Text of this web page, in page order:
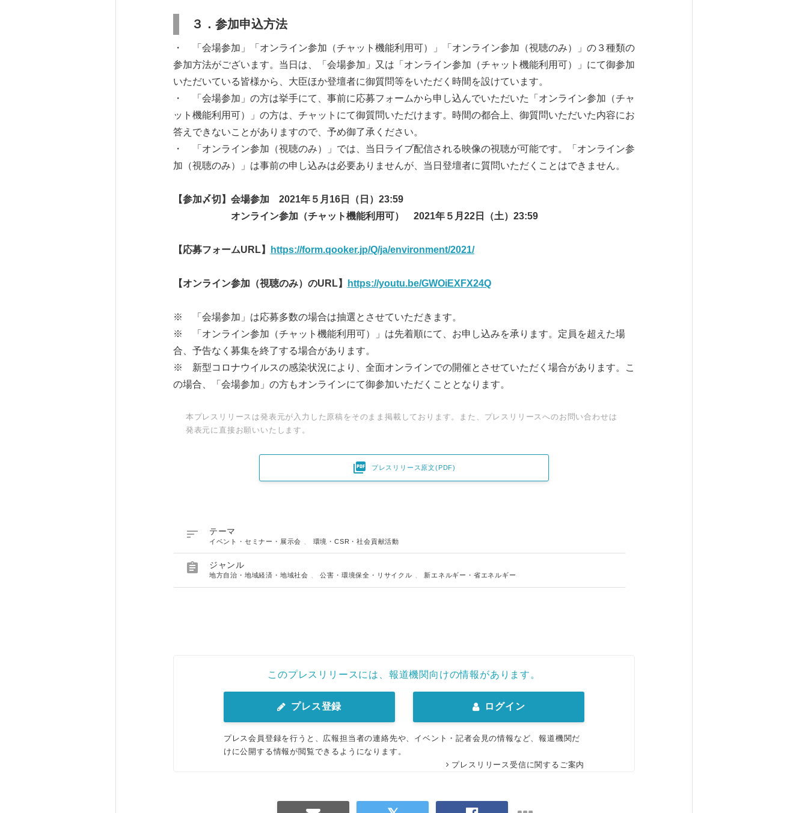
３．参加申込方法
・ 「会場参加」「オンライン参加（チャット機能利用可）」「オンライン参加（視聴のみ）」の３種類の
参加方法がございます。当日は、「会場参加」又は「オンライン参加（チャット機能利用可）」にて御参加
いただいている皆様から、大臣ほか登壇者に御質問等をいただく時間を設けています。
・ 「会場参加」の方は挙手にて、事前に応募フォームから申し込んでいただいた「オンライン参加（チャ
ット機能利用可）」の方は、チャットにて御質問いただけます。時間の都合上、御質問いただいた内容にお
答えできないことがありますので、予め御了承ください。
・ 「オンライン参加（視聴のみ）」では、当日ライブ配信される映像の視聴が可能です。「オンライン参
加（視聴のみ）」は事前の申し込みは必要ありませんが、当日登壇者に質問いただくことはできません。
【参加〆切】会場参加 2021年５月 16日（日） 23:59
オンライン参加（チャット機能利用可） 2021年５月 22日（土） 23:59
【応募フォームURL】 https://form.qooker.jp/Q/ja/environment/2021/
【オンライン参加（視聴のみ）のURL】 https://youtu.be/GWOiEXFX24Q
※ 「会場参加」は応募多数の場合は抽選とさせていただきます。
※ 「オンライン参加（チャット機能利用可）」は先着順にて、お申し込みを承ります。定員を超えた場
合、予告なく募集を終了する場合があります。
※ 新型コロナウイルスの感染状況により、全面オンラインでの開催とさせていただく場合があります。こ
の場合、「会場参加」の方もオンラインにて御参加いただくこととなります。
本プレスリリースは発表元が入力した原稿をそのまま掲載しております。また、プレスリリースへのお問い合わせは
発表元に直接お願いいたします。
 プレスリリース原文(PDF)
 テーマ
イベント・セミナー・展示会 環境・CSR・社会貢献活動
 ジャンル
地方自治・地域経済・地域社会 、公害・環境保全・リサイクル 新エネルギー・省エネルギー
このプレスリリースには、報道機関向けの情報があります。
プレス登録 ログイン
プレス会員登録を行うと、広報担当者の連絡先や、イベント・記者会見の情報など、報道機関だ
けに公開する情報が閲覧できるようになります。
プレスリリース受信に関するご案内